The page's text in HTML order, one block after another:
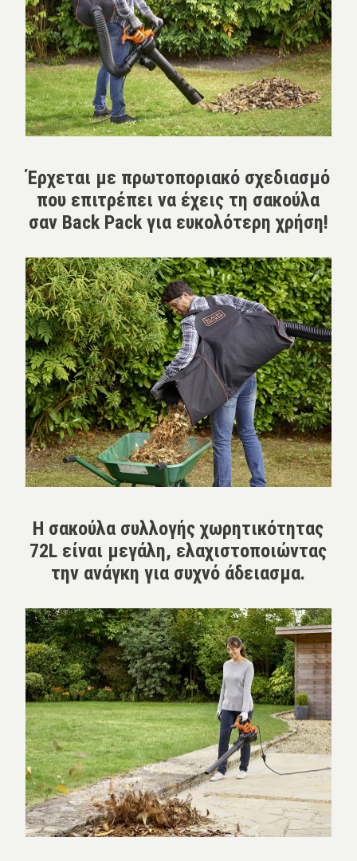
Έρχεται με πρωτοποριακό σχεδιασμό
που επιτρέπει να έχεις τη σακούλα
σαν Back Pack για ευκολότερη χρήση!
Η σακούλα συλλογής χωρητικότητας
72L είναι μεγάλη, ελαχιστοποιώντας
την ανάγκη για συχνό άδειασμα.